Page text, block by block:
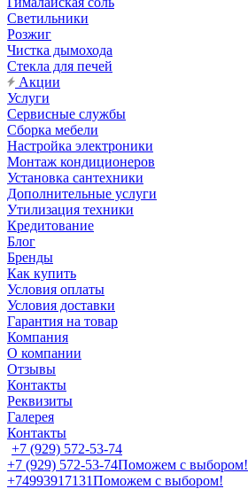
Светильники
Розжиг
Чистка дымохода
Стекла для печей
Акции
Услуги
Сервисные службы
Сборка мебели
Настройка электроники
Монтаж кондиционеров
Установка сантехники
Дополнительные услуги
Утилизация техники
Кредитование
Блог
Бренды
Как купить
Условия оплаты
Условия доставки
Гарантия на товар
Компания
О компании
Отзывы
Контакты
Реквизиты
Галерея
Контакты
+7 (929) 572-53-74
+7 (929) 572-53-74Поможем с выбором!
+74993917131Поможем с выбором!